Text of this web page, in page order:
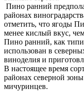
Пино ранний
районах
отметить, что ягоды
менее кислый вкус,
Пино ранний, как
использован в
виноделия и
В настоящее время
районах северной
мичуринцев.